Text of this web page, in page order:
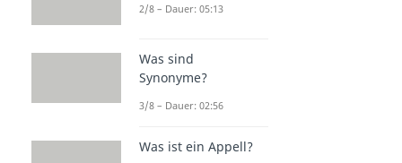
2/8 – Dauer: 05:13
Was sind
Synonyme?
3/8 – Dauer: 02:56
Was ist ein Appell?